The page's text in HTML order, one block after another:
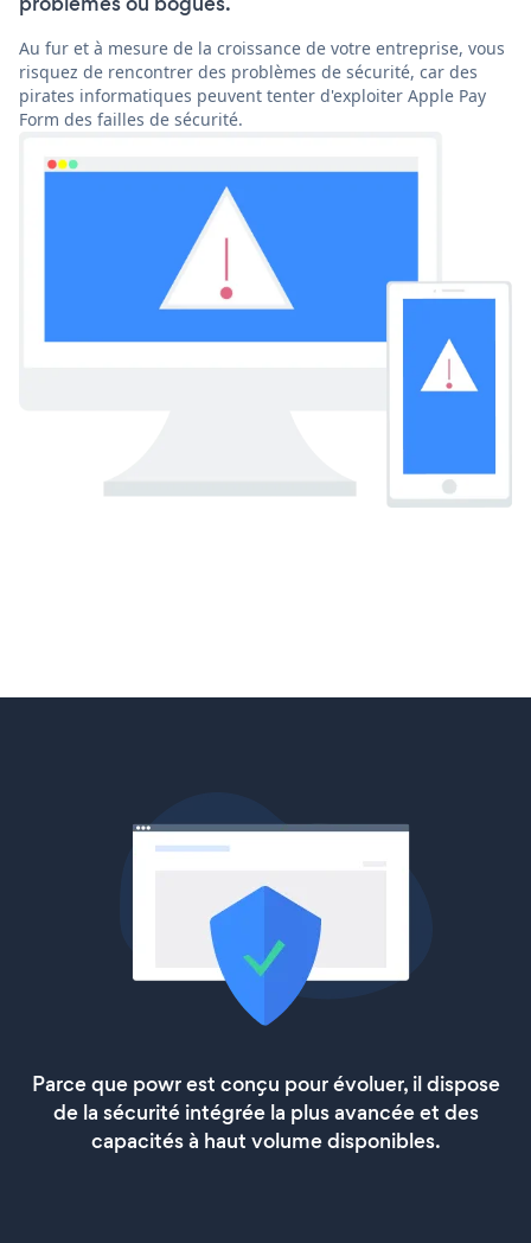
Au fur et à mesure de la croissance de votre entreprise, vous
risquez de rencontrer des problèmes de sécurité, car des
pirates informatiques peuvent tenter d'exploiter Apple Pay
Form des failles de sécurité.
Parce que powr est conçu pour évoluer, il dispose
de la sécurité intégrée la plus avancée et des
capacités à haut volume disponibles.